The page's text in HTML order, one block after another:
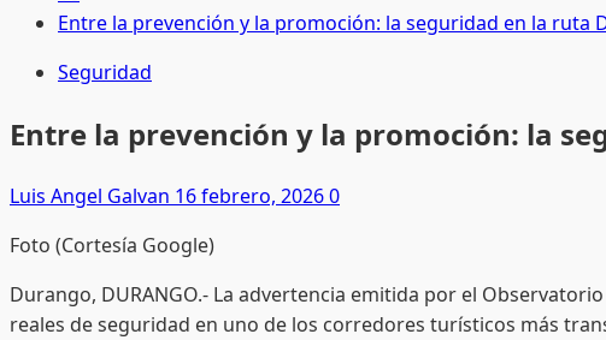
Entre la prevención y la promoción: la seguridad en la
Seguridad
Entre la prevención y la promoción: la
Luis Angel Galvan 16 febrero, 20260
Foto (Cortesía Google)
Durango, DURANGO.- La advertencia emitida por el
reales de seguridad en uno de los corredores turísticos más